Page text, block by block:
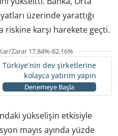
üzerinde yarattığı
riskine karşı harekete geçti.
Zarar 17.84%-82.16%
Türkiye’nin dev şirketlerine
kolayca yatırım yapın
Denemeye Başla
yükselişin etkisiyle
mayıs ayında yüzde